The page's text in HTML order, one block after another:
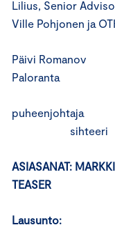
Lilius, Senior
Ville Pohjonen ja
Päivi
Paloranta
sihteeri
ASIASANAT:
TEASER